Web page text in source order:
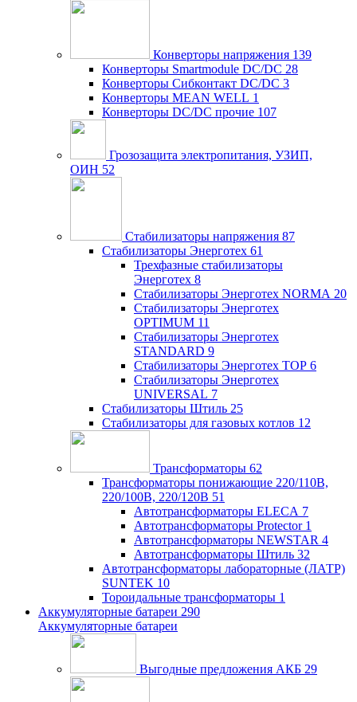
Конверторы напряжения 139
Конверторы Smartmodule DC/DC 28
Конверторы Сибконтакт DC/DC 3
Конверторы MEAN WELL 1
Конверторы DC/DC прочие 107
Грозозащита электропитания, УЗИП,
ОИН 52
Стабилизаторы напряжения 87
Стабилизаторы Энерготех 61
Трехфазные стабилизаторы
Энерготех 8
Стабилизаторы Энерготех NORMA 20
Стабилизаторы Энерготех
OPTIMUM 11
Стабилизаторы Энерготех
STANDARD 9
Стабилизаторы Энерготех TOP 6
Стабилизаторы Энерготех
UNIVERSAL 7
Стабилизаторы Штиль 25
Стабилизаторы для газовых котлов 12
Трансформаторы 62
Трансформаторы понижающие 220/110В,
220/100В, 220/120В 51
Автотрансформаторы ELECA 7
Автотрансформаторы Protector 1
Автотрансформаторы NEWSTAR 4
Автотрансформаторы Штиль 32
Автотрансформаторы лабораторные (ЛАТР)
SUNTEK 10
Тороидальные трансформаторы 1
Аккумуляторные батареи 290
Аккумуляторные батареи
Выгодные предложения АКБ 29